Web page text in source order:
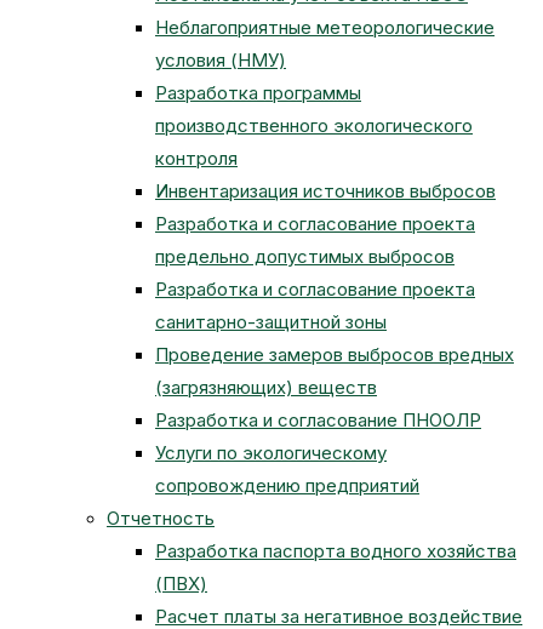
Неблагоприятные метеорологические
условия (НМУ)
Разработка программы
производственного экологического
контроля
Инвентаризация источников выбросов
Разработка и согласование проекта
предельно допустимых выбросов
Разработка и согласование проекта
санитарно-защитной зоны
Проведение замеров выбросов вредных
(загрязняющих) веществ
Разработка и согласование ПНООЛР
Услуги по экологическому
сопровождению предприятий
Отчетность
Разработка паспорта водного хозяйства
(ПВХ)
Расчет платы за негативное воздействие